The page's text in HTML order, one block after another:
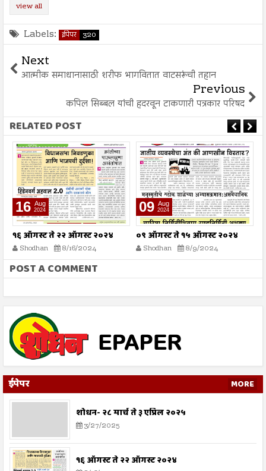
view all
Labels: ईपेपर 320
Next
आत्मीक समाधानासाठी शरीफ भागवितात वाटसरूंची तहान
Previous
कपिल सिब्बल यांची हदरवून टाकणारी पत्रकार परिषद
RELATED POST
16 Aug
2024
१६ ऑगस्ट ते २२ ऑगस्ट २०२४
Shodhan 8/16/2024
09 Aug
2024
०९ ऑगस्ट ते १५ ऑगस्ट २०२४
Shodhan 8/9/2024
POST A COMMENT
ईपेपर MORE
शोधन- २८ मार्च ते ३ एप्रिल २०२५
3/27/2025
१६ ऑगस्ट ते २२ ऑगस्ट २०२४